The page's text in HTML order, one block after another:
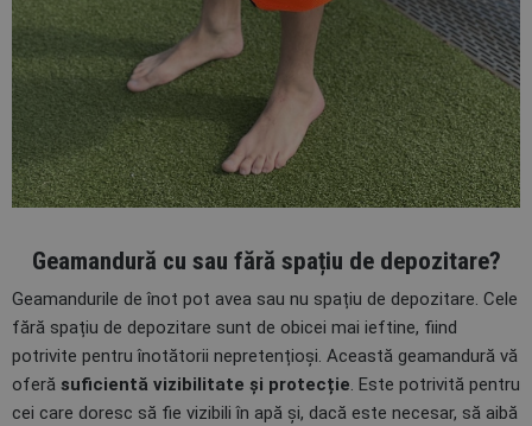
Geamandură cu sau fără spațiu de depozitare?
Geamandurile de înot pot avea sau nu spațiu de depozitare. Cele
fără spațiu de depozitare sunt de obicei mai ieftine, fiind
potrivite pentru înotătorii nepretențioși. Această geamandură vă
oferă suficientă vizibilitate și protecție. Este potrivită pentru
cei care doresc să fie vizibili în apă și, dacă este necesar, să aibă